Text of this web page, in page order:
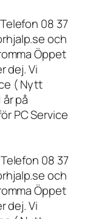
08 37
och
Öppet
dej. Vi
( Nytt
på
PC Service
08 37
och
Öppet
dej. Vi